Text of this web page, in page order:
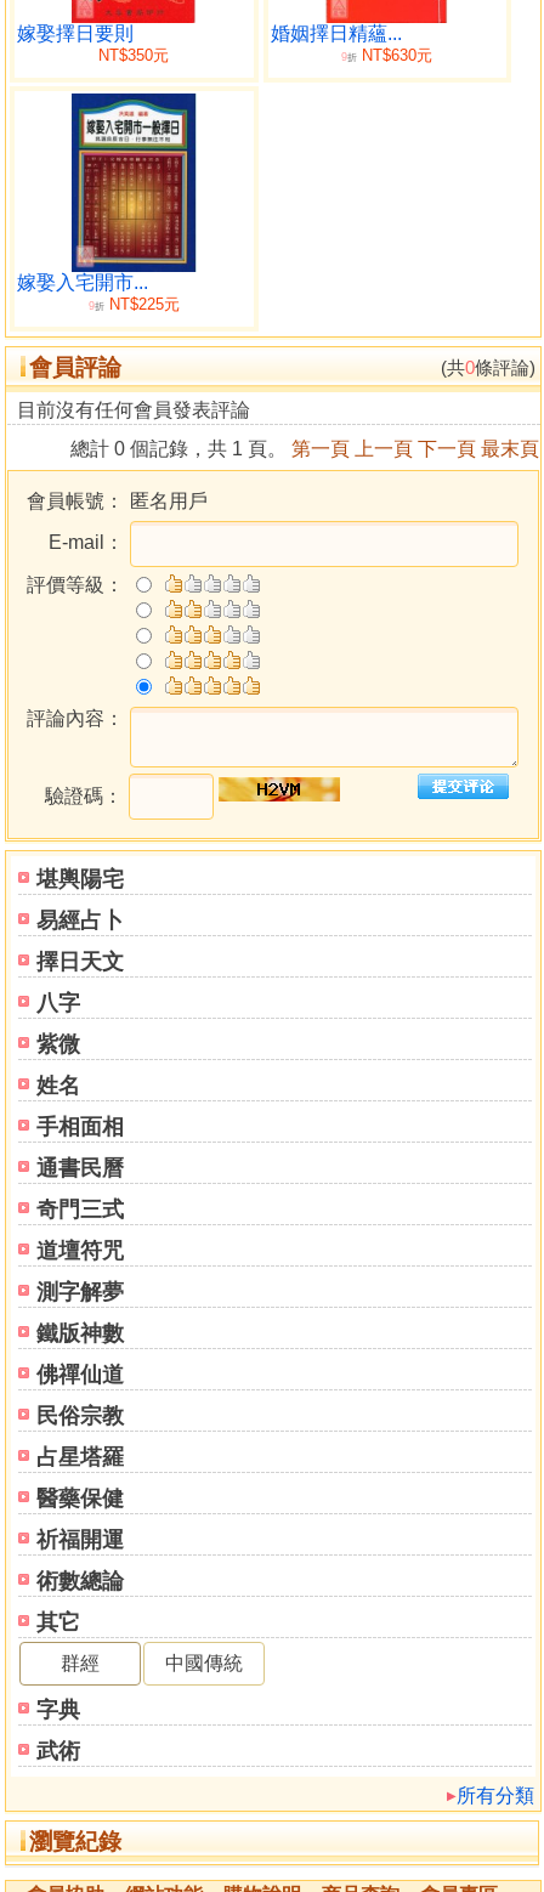
堪輿陽宅
易經占卜
擇日天文
八字
紫微
姓名
手相面相
通書民曆
奇門三式
道壇符咒
測字解夢
鐵版神數
佛禪仙道
民俗宗教
占星塔羅
醫藥保健
祈福開運
術數總論
其它
群經 中國傳統
字典
武術
所有分類
瀏覽紀錄
擇日嫁娶民間流傳已久，皆遵依玉歷碎金賦。本堂嫁娶
擇日之法，按依師承傳授之選擇明徑，洪氏三房剋擇講義，
洪氏長房日學講義及剋擇南鍼匯參而著。又再參考洪氏錦
囊，玉匣記（俗稱法師傳）。是一本值得收藏的白話工具
嫁娶神煞雖然繁雜，但重在製化適宜，即可趨吉避凶。
若有茅塞不通之處，閱讀此書即得釋疑通達了解，內容有舉
例並說明，而且以格​​式化處理，並加註制化神及解神於條例
之後，條理分明可觀一目了然，逐條分段解說應用詳明，本
書內容為教授課材資料，又是一本婚嫁擇日之實務用，指引
操作專書。
現今社會風俗已有改變，嫁娶六禮已去繁存簡，常用者
只訂盟、親迎二禮及祈福酬神吉課（俗謂敬拜天公）而已，
於婚慶喜禮中應用。
本書內有此符號◎者為條例或吉凶神，有此符號㊣者為
明。
吾師高雄濟安堂鄭煌濱先生，師承有脈，學識廣博，幼
受庭訓，年少繼承祖業衣鉢，復師台南蔡信雄先生傳授玄空
紫白訣。再師楊明智派下，員林大村暘耀堂造曆家李樑卿先
生傳授造曆法。為求深研又不辭遠涉渡華至福建泉州拜師洪
潮和來孫永清老先生門下得授剋擇南鍼。又再拜師香港劉啟
治先生，傳授三元玄空大卦、挨星秘旨。鄭師多蒙先輩明師
之裁培得其明路，始敢撰造通書，今於高雄開設鄭銘峯造曆
研究以利民用，歡迎有興趣者加入。
時 民國癸未年孟春書於
嘉義承福堂擇日舘館主 郭聰宏 筆
目錄
舘名
序文
自序
麒麟符式、鳳凰符式
目錄
初學基礎
乾坤二造五大條例
壹、問名擇日法
貳、訂盟擇日法
參、採納擇日法
正檳榔殺月，女命正檳榔殺日
檳榔殺日
盤隔山殺日
周堂殺，顯曲傳星值日
白虎、建星白虎、虎中、朱雀、雀中
天賊日
肆、納幣擇日法
正檳榔殺月，女命正檳榔殺日
檳榔殺日
盤隔山殺日
周堂殺，顯曲傳星值日
白虎、建星白虎、虎中、朱雀、雀中
天賊日
伍、請期擇日法
陸、裁衣合帳擇日法
柒、冠笄擇日法
捌、安床移床擇日法
安床條例必先知，有氣乾坤益後宜
沖殺刑刃，必主疾病
滅子胎（即沖五男女宮）必主墮胎
天官、妻星
夫星、天嗣
嫁娶擇日要則
NT$350元
婚姻擇日精蘊...
9折 NT$630元
嫁娶入宅開市...
9折NT$225元
會員評論 (共0條評論)
目前沒有任何會員發表評論
總計 0 個記錄，共 1 頁。 第一頁 上一頁 下一頁 最末頁
會員帳號：
匿名用戶
E-mail：
評價等級：
評論內容：
驗證碼：